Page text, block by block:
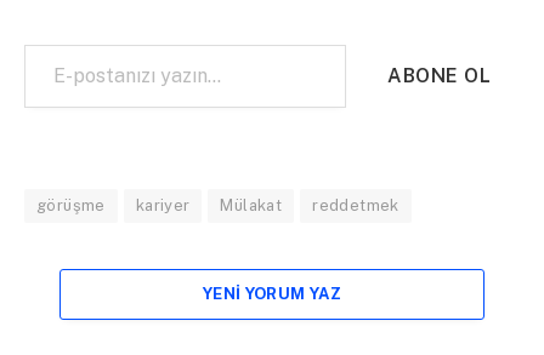
E-postanızı yazın…
ABONE OL
görüşme kariyer Mülakat reddetmek
YENI YORUM YAZ